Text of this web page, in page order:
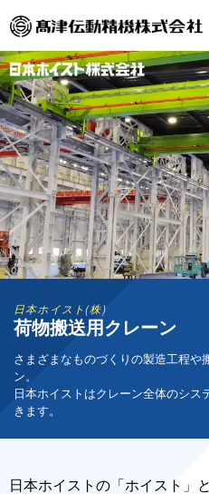
日本ホイスト(株)
荷物搬送用クレーン
さまざまなものづくりの製造工程や
ン。
日本ホイストはクレーン全体のシ
きます。
日本ホイストの「ホイスト」